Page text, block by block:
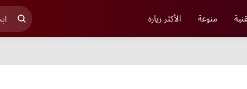
منوعة الأكثر زيارة